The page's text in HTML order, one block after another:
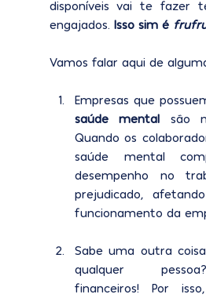
disponíveis vai te fazer
engajados. Isso sim é
Vamos falar aqui de
Empresas que
saúde mental são
Quando os
saúde mental
desempenho no
prejudicado,
funcionamento da
Sabe uma outra
qualquer
financeiros! Por